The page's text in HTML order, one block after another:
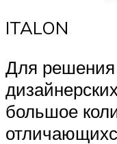
ITALON
Для
большое